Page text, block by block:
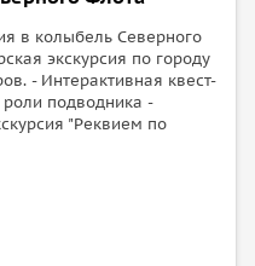
в колыбель Северного
экскурсия по городу
- Интерактивная квест-
подводника -
"Реквием по